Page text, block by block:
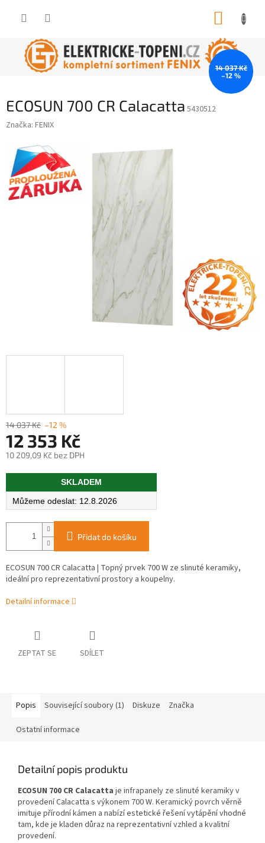
ECOSUN 700 CR Calacatta 5430512
Značka: FENIX
14 037 Kč
–12 %
14 037 Kč –12 %
12 353 Kč
10 209,09 Kč bez DPH
Měrná
SKLADEM
12.8.2026
Přidat do košíku
ECOSUN 700 CR Calacatta | Topný prvek 700 W ze slinuté keramiky,
ideální pro reprezentativní prostory a koupelny.
Detailní informace
ZEPTAT SE SDÍLET
Popis Související soubory (1) Diskuze Značka
Ostatní informace
Detailní popis produktu
ECOSUN 700 CR Calacatta je infrapanely ze slinuté keramiky v
provedení Calacatta s výkonem 700 W. Keramický povrch věrně
imituje přírodní kámen a nabízí estetické řešení vytápění vhodné
tam, kde je kladen důraz na reprezentativní vzhled a kvalitní
provedení.